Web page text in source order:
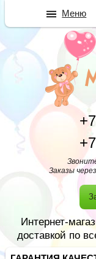
Заказы
Интернет-
доставкой по
Меню